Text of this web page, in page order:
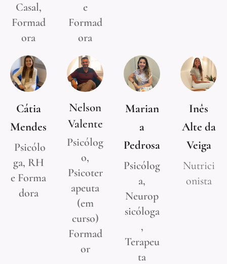
Casal,
Formad
ora
e
Formad
ora
Cátia
Mendes
Psicólo
ga, RH
e Forma
dora
Nelson
Valente
Psicólog
o,
Psicoter
apeuta
(em
curso)
Formad
or
Marian
a
Pedrosa
Psicólog
a,
Neurop
sicóloga
,
Terapeu
ta
Inês
Alte da
Veiga
Nutrici
onista